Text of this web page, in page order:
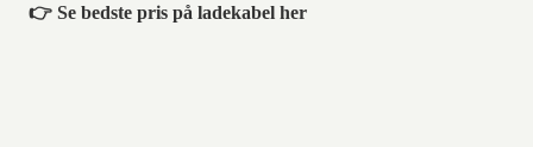
👉 Se bedste pris på ladekabel her